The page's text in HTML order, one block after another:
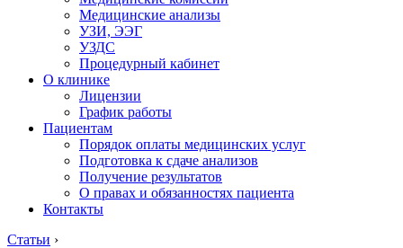
Медицинские анализы
УЗИ, ЭЭГ
УЗДС
Процедурный кабинет
О клинике
Лицензии
График работы
Пациентам
Порядок оплаты медицинских услуг
Подготовка к сдаче анализов
Получение результатов
О правах и обязанностях пациента
Контакты
Статьи ›